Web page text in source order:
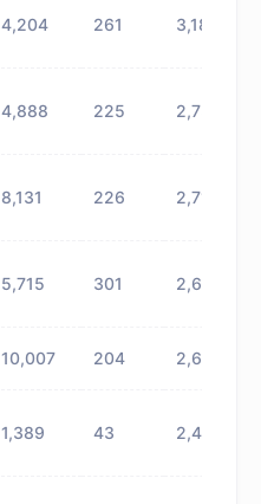
4,204 261 3,186,284
4,888 225 2,733,080
8,131 226 2,713,283
5,715 301 2,678,355
10,007 204 2,621,975
1,389 43 2,442,861